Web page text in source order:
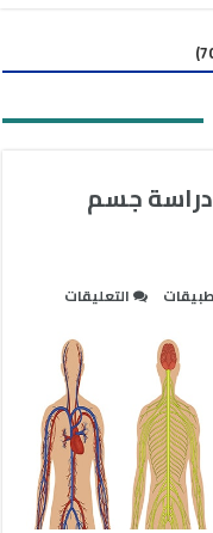
دراسة جسم
التعليقات
أيباد
مساعدة
على
دراسة
جسم
الإنسان
مغلقة